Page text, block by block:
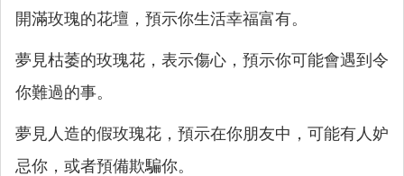
開滿玫瑰的花壇，預示你生活幸福富有。
夢見枯萎的玫瑰花，表示傷心，預示你可能會遇到令
你難過的事。
夢見人造的假玫瑰花，預示在你朋友中，可能有人妒
忌你，或者預備欺騙你。